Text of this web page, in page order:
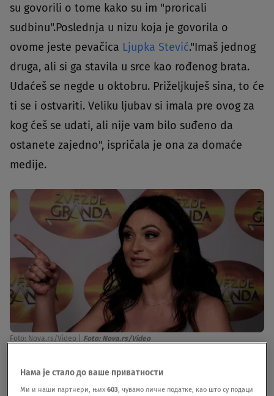
su govorili o tome kako su im "proricali
sudbinu".Poslednja u nizu koja je govorila o
ovome jeste pevačica Ljupka Stević."Imaš jednog
druga, ali si ga stavila u srce kao rođenog brata.
Udaćeš se negde u oktobru. Priželjkuješ sina, to će
ti se i ostvariti. Veliku ljubav si imala pre ovog za
kog ćeš se udati, ali nije vam bilo suđeno da
ostanete zajedno", ispričala je ona za domaće
medije.
Foto: Nova.rs/Video Foto: Nova.rs/Video
"Iskreno, ja nikada to nisam radila. Slučajno me je
žena zaustavila i počela da priča. U jednom
Нама је стало до ваше приватности
Ми и наши партнери, њих603, чувамо личне податке, као што су подаци